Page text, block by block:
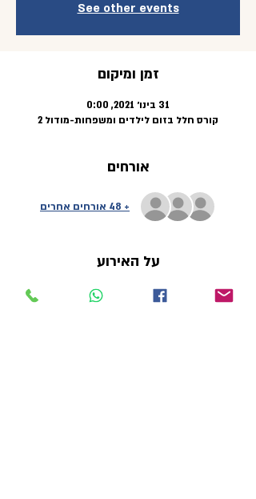
See other events
זמן ומיקום
31 בינו׳ 2021, 0:00
קורס חלל בזום לילדים ומשפחות-מודול 2
אורחים
+ 48 אורחים אחרים
על האירוע
את יום ושעת הקורס ניתן לבחור בעת מילוי